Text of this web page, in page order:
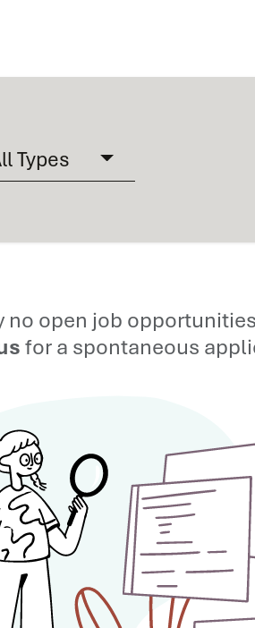
Types
no open job
for a spontaneous